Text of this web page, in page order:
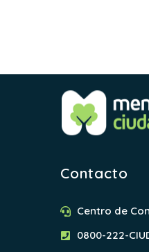
Contacto
Centro de
0800-222-